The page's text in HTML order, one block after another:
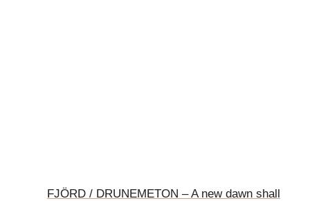
FJÖRD / DRUNEMETON – A new dawn shall